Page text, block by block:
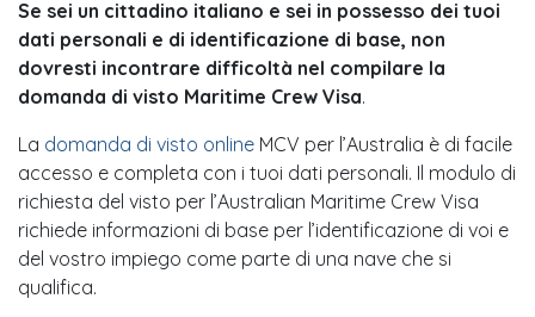
Se sei un cittadino italiano e sei in possesso dei tuoi
dati personali e di identificazione di base, non
dovresti incontrare difficoltà nel compilare la
domanda di visto Maritime Crew Visa.
La domanda di visto online MCV per l’Australia è di facile
accesso e completa con i tuoi dati personali. Il modulo di
richiesta del visto per l’Australian Maritime Crew Visa
richiede informazioni di base per l’identificazione di voi e
del vostro impiego come parte di una nave che si
qualifica.